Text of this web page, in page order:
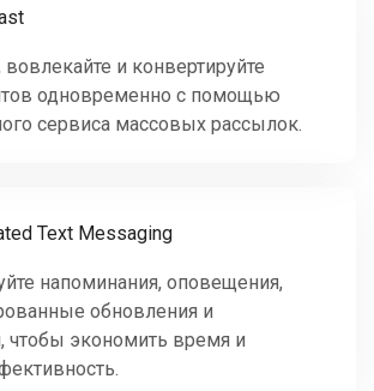
и конвертируйте
одновременно с помощью
сервиса массовых рассылок.
Text Messaging
напоминания, оповещения,
обновления и
чтобы экономить время и